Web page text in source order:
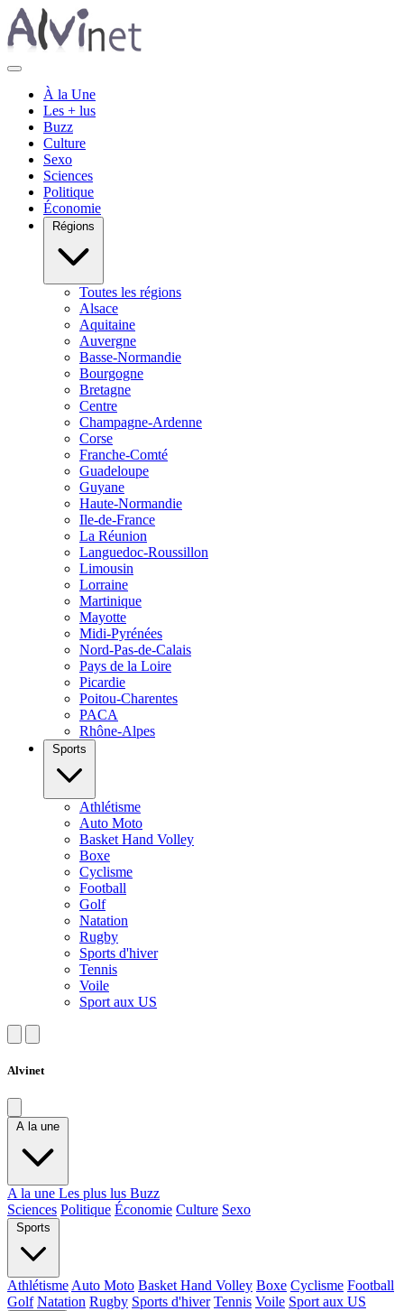
À la Une
Les + lus
Buzz
Culture
Sexo
Sciences
Politique
Économie
Régions
Toutes les régions
Alsace
Aquitaine
Auvergne
Basse-Normandie
Bourgogne
Bretagne
Centre
Champagne-Ardenne
Corse
Franche-Comté
Guadeloupe
Guyane
Haute-Normandie
Ile-de-France
La Réunion
Languedoc-Roussillon
Limousin
Lorraine
Martinique
Mayotte
Midi-Pyrénées
Nord-Pas-de-Calais
Pays de la Loire
Picardie
Poitou-Charentes
PACA
Rhône-Alpes
Sports
Athlétisme
Auto Moto
Basket Hand Volley
Boxe
Cyclisme
Football
Golf
Natation
Rugby
Sports d'hiver
Tennis
Voile
Sport aux US
Alvinet
A la une
A la une Les plus lus Buzz
Sciences Politique Économie Culture Sexo
Sports
Athlétisme Auto Moto Basket Hand Volley Boxe Cyclisme Football
Golf Natation Rugby Sports d'hiver Tennis Voile Sport aux US